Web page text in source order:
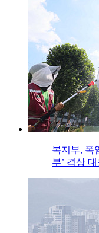
복지부, 폭
부’ 격상 대